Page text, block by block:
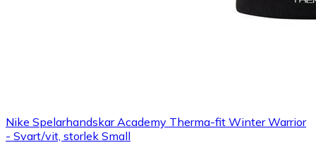
Nike Spelarhandskar Academy Therma-fit Winter Warrior
- Svart/vit, storlek Small